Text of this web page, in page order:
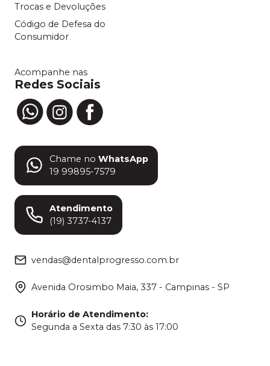
Trocas e Devoluções
Código de Defesa do
Consumidor
Acompanhe nas
Redes Sociais
Chame no WhatsApp
19 99895-7579
Atendimento
(19) 3737-4137
vendas@dentalprogresso.com.br
Avenida Orosimbo Maia, 337 - Campinas - SP
Horário de Atendimento:
Segunda a Sexta das 7:30 às 17:00